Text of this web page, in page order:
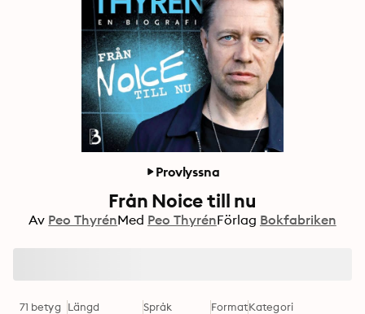
Provlyssna
Från Noice till nu
Av Peo ThyrénMed Peo ThyrénFörlag Bokfabriken
71 betyg Längd Språk FormatKategori